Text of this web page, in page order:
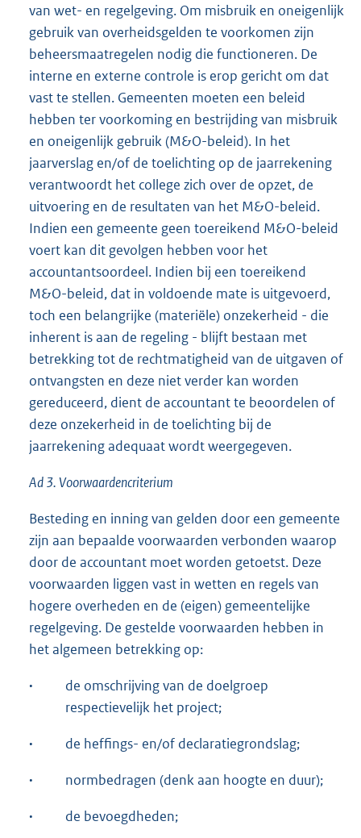
van wet- en regelgeving. Om misbruik en oneigenlijk
gebruik van overheidsgelden te voorkomen zijn
beheersmaatregelen nodig die functioneren. De
interne en externe controle is erop gericht om dat
vast te stellen. Gemeenten moeten een beleid
hebben ter voorkoming en bestrijding van misbruik
en oneigenlijk gebruik (M&O-beleid). In het
jaarverslag en/of de toelichting op de jaarrekening
verantwoordt het college zich over de opzet, de
uitvoering en de resultaten van het M&O-beleid.
Indien een gemeente geen toereikend M&O-beleid
voert kan dit gevolgen hebben voor het
accountantsoordeel. Indien bij een toereikend
M&O-beleid, dat in voldoende mate is uitgevoerd,
toch een belangrijke (materiële) onzekerheid - die
inherent is aan de regeling - blijft bestaan met
betrekking tot de rechtmatigheid van de uitgaven of
ontvangsten en deze niet verder kan worden
gereduceerd, dient de accountant te beoordelen of
deze onzekerheid in de toelichting bij de
jaarrekening adequaat wordt weergegeven.
Ad 3. Voorwaardencriterium
Besteding en inning van gelden door een gemeente
zijn aan bepaalde voorwaarden verbonden waarop
door de accountant moet worden getoetst. Deze
voorwaarden liggen vast in wetten en regels van
hogere overheden en de (eigen) gemeentelijke
regelgeving. De gestelde voorwaarden hebben in
het algemeen betrekking op:
·
de omschrijving van de doelgroep
respectievelijk het project;
· de heffings- en/of declaratiegrondslag;
· normbedragen (denk aan hoogte en duur);
· de bevoegdheden;